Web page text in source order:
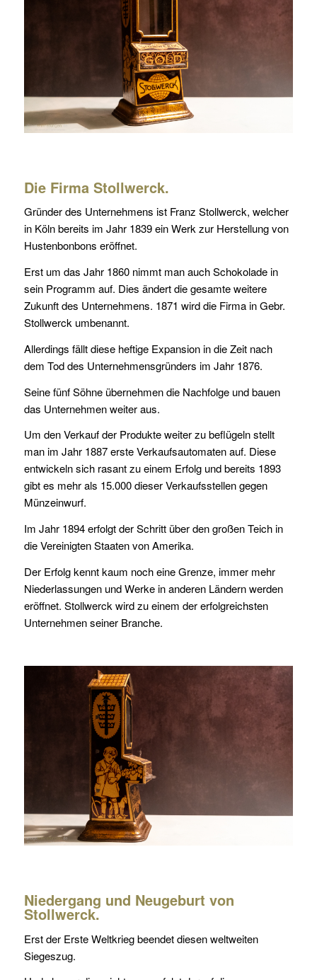
Die Firma Stollwerck.
Gründer des Unternehmens ist Franz Stollwerck, welcher
in Köln bereits im Jahr 1839 ein Werk zur Herstellung von
Hustenbonbons eröffnet.
Erst um das Jahr 1860 nimmt man auch Schokolade in
sein Programm auf. Dies ändert die gesamte weitere
Zukunft des Unternehmens. 1871 wird die Firma in Gebr.
Stollwerck umbenannt.
Allerdings fällt diese heftige Expansion in die Zeit nach
dem Tod des Unternehmensgründers im Jahr 1876.
Seine fünf Söhne übernehmen die Nachfolge und bauen
das Unternehmen weiter aus.
Um den Verkauf der Produkte weiter zu beflügeln stellt
man im Jahr 1887 erste Verkaufsautomaten auf. Diese
entwickeln sich rasant zu einem Erfolg und bereits 1893
gibt es mehr als 15.000 dieser Verkaufsstellen gegen
Münzeinwurf.
Im Jahr 1894 erfolgt der Schritt über den großen Teich in
die Vereinigten Staaten von Amerika.
Der Erfolg kennt kaum noch eine Grenze, immer mehr
Niederlassungen und Werke in anderen Ländern werden
eröffnet. Stollwerck wird zu einem der erfolgreichsten
Unternehmen seiner Branche.
Niedergang und Neugeburt von
Stollwerck.
Erst der Erste Weltkrieg beendet diesen weltweiten
Siegeszug.